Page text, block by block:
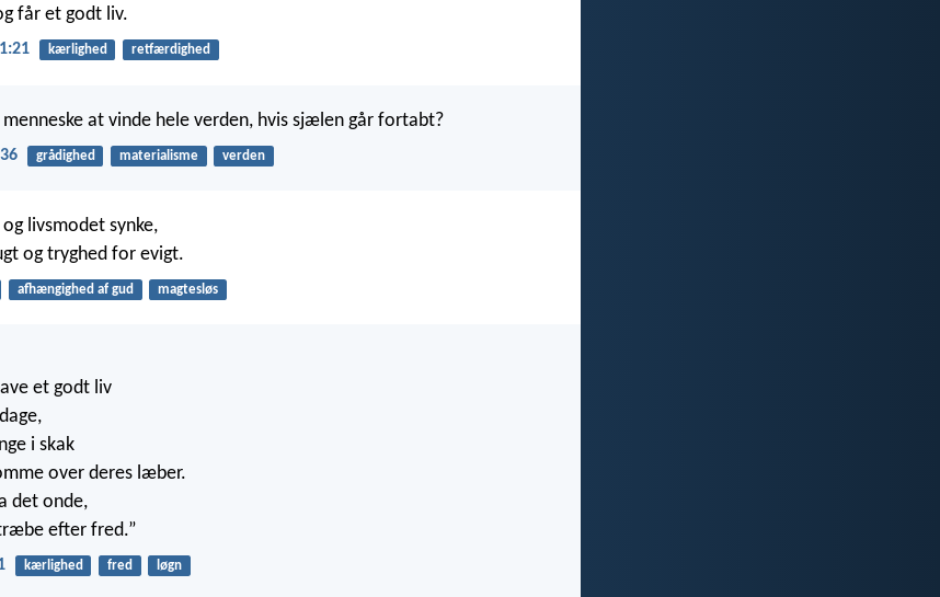
får et godt liv.
kærlighed retfærdighed
at vinde hele verden, hvis sjælen går fortabt?
grådighed materialisme verden
livsmodet synke,
og tryghed for evigt.
afhængighed af gud magtesløs
et godt liv
i skak
over deres læber.
det onde,
efter fred.”
kærlighed fred løgn